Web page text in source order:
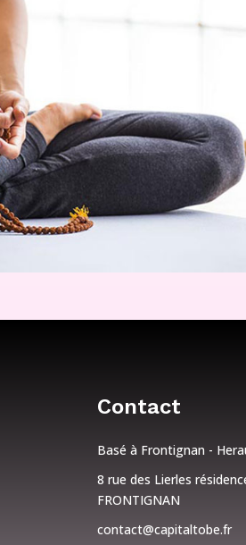
Contact
Basé à Frontignan -
8 rue des Lierles
FRONTIGNAN
contact@capitaltobe.fr